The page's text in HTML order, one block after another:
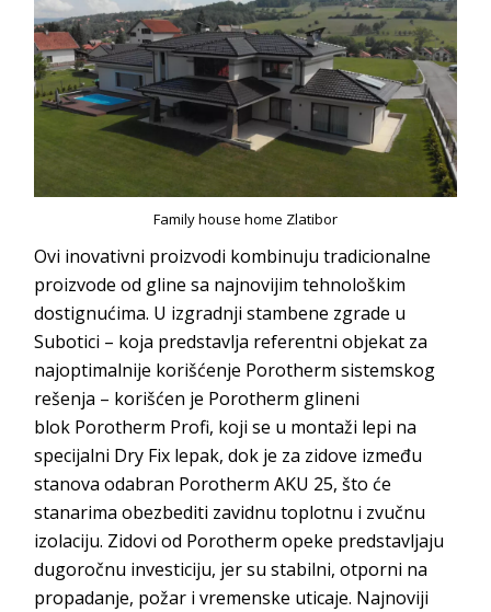
Family house home Zlatibor
Ovi inovativni proizvodi kombinuju tradicionalne
proizvode od gline sa najnovijim tehnološkim
dostignućima. U izgradnji stambene zgrade u
Subotici – koja predstavlja referentni objekat za
najoptimalnije korišćenje Porotherm sistemskog
rešenja – korišćen je Porotherm glineni
blok Porotherm Profi, koji se u montaži lepi na
specijalni Dry Fix lepak, dok je za zidove između
stanova odabran Porotherm AKU 25, što će
stanarima obezbediti zavidnu toplotnu i zvučnu
izolaciju. Zidovi od Porotherm opeke predstavljaju
dugoročnu investiciju, jer su stabilni, otporni na
propadanje, požar i vremenske uticaje. Najnoviji